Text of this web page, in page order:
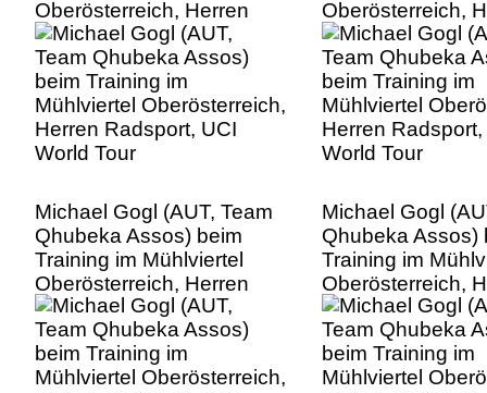
Oberösterreich, Herren
Radsport, UCI World Tour
Oberösterreich,
Radsport, UCI
Michael Gogl (AUT, Team
Qhubeka Assos) beim
Training im Mühlviertel
Oberösterreich, Herren
Radsport, UCI World Tour
Michael Gogl
Qhubeka Assos)
Training im
Oberösterreich,
Radsport, UCI